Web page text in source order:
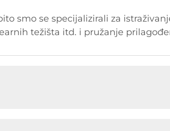
smo se specijalizirali za
težišta itd. i pružanje